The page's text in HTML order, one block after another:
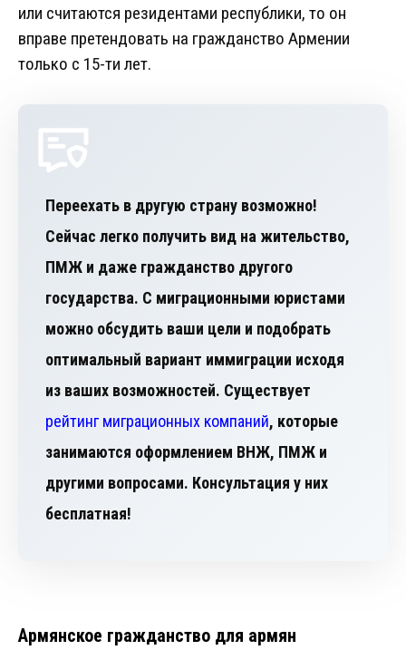
или считаются резидентами республики, то он
вправе претендовать на гражданство Армении
только с 15-ти лет.
Переехать в другую страну возможно!
Сейчас легко получить вид на жительство,
ПМЖ и даже гражданство другого
государства. С миграционными юристами
можно обсудить ваши цели и подобрать
оптимальный вариант иммиграции исходя
из ваших возможностей. Существует
рейтинг миграционных компаний, которые
занимаются оформлением ВНЖ, ПМЖ и
другими вопросами. Консультация у них
бесплатная!
Армянское гражданство для армян